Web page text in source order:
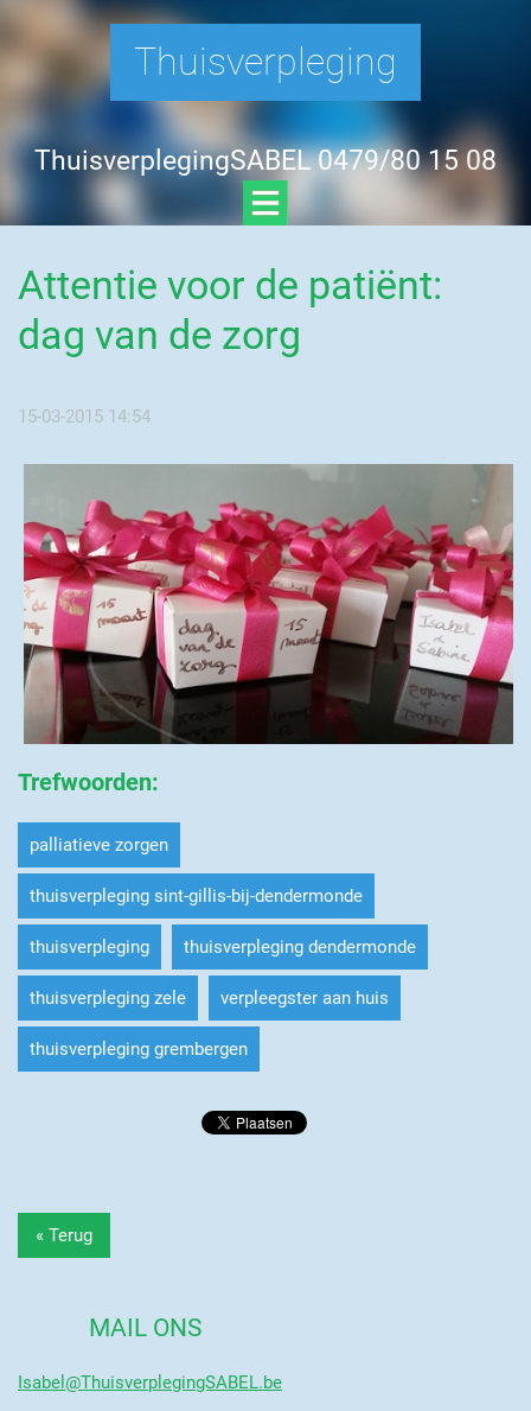
Thuisverpleging
ThuisverplegingSABEL 0479/80 15 08
Attentie voor de patiënt:
dag van de zorg
15-03-2015 14:54
Trefwoorden:
palliatieve zorgen
thuisverpleging sint-gillis-bij-dendermonde
thuisverpleging thuisverpleging dendermonde
thuisverpleging zele verpleegster aan huis
thuisverpleging grembergen
« Terug
MAIL ONS
Isabel@ThuisverplegingSABEL.be